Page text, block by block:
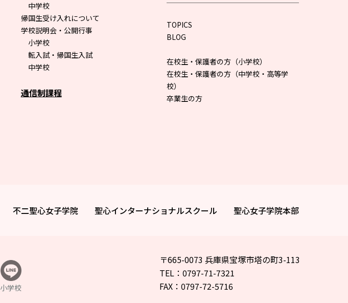
中学校
帰国生受け入れについて
学校説明会・公開行事
小学校
転入試・帰国生入試
中学校
通信制課程
TOPICS
BLOG
在校生・保護者の方（小学校）
在校生・保護者の方（中学校・高等学
校）
卒業生の方
不二聖心女子学院 聖心インターナショナルスクール 聖心女子学院本部
小学校
〒665-0073 兵庫県宝塚市塔の町3-113
TEL：0797-71-7321
FAX：0797-72-5716